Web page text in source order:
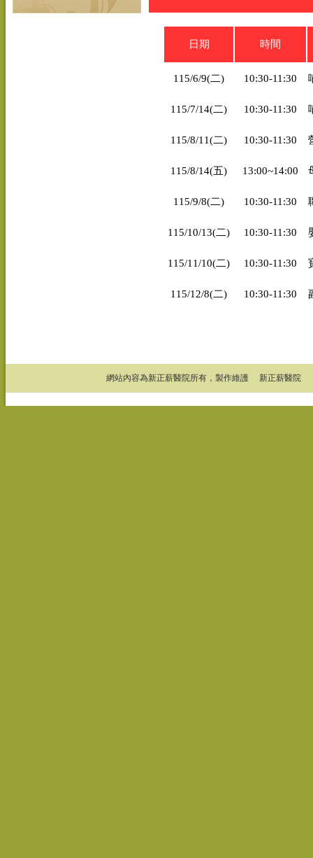
日期 時間
115/6/9(二) 10:30-11:30
115/7/14(二) 10:30-11:30
115/8/11(二) 10:30-11:30
115/8/14(五) 13:00~14:00
115/9/8(二) 10:30-11:30
115/10/13(二) 10:30-11:30
115/11/10(二) 10:30-11:30
115/12/8(二) 10:30-11:30
網站內容為新正薪醫院所有，製作維護 新正薪醫